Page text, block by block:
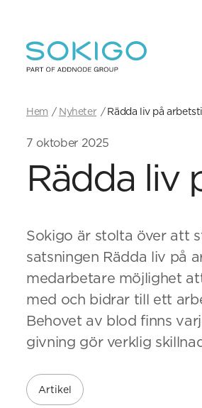
Hem Nyheter Rädda liv på
7 oktober 2025
Rädda liv
Sokigo är stolta över att
satsningen Rädda liv på
medarbetare möjlighet
med och bidrar till ett
Behovet av blod finns
givning gör verklig
Artikel